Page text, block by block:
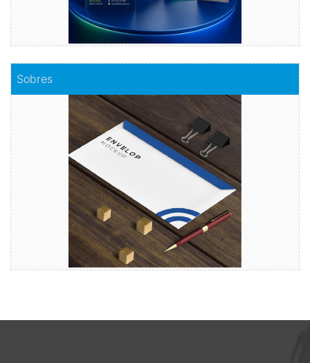
Sobres
Envuelve tu mensaje con sobres de calidad
Comprar
Comprar